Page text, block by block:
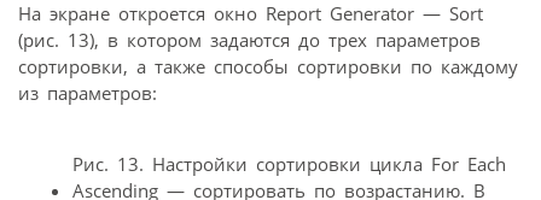
На экране откроется окно Report Generator — Sort
(рис. 13), в котором задаются до трех параметров
сортировки, а также способы сортировки по каждому
из параметров:
Рис. 13. Настройки сортировки цикла For Each
Ascending — сортировать по возрастанию. В